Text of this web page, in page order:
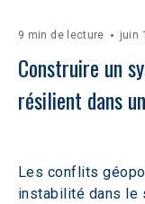
9 min de lecture juin
Construire un
résilient dans
Les conflits
instabilité dans le